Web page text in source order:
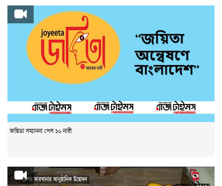
জয়িতা সম্মাননা পেল ১০ নারী